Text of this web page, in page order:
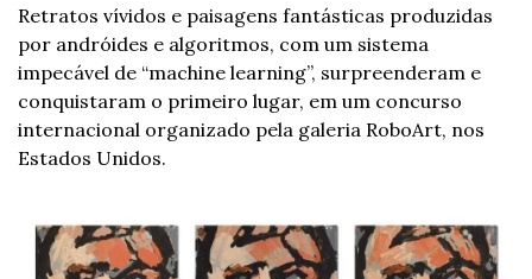
Retratos vívidos e paisagens fantásticas produzidas
por andróides e algoritmos, com um sistema
impecável de “machine learning”, surpreenderam e
conquistaram o primeiro lugar, em um concurso
internacional organizado pela galeria RoboArt, nos
Estados Unidos.